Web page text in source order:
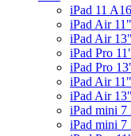
iPad 11
iPad Air
iPad Air
iPad Pro
iPad Pro
iPad Air
iPad Air
iPad mini 7
iPad mini